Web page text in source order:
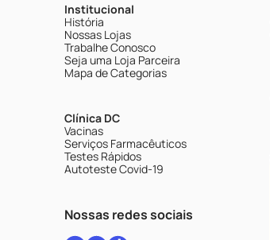
Institucional
História
Nossas Lojas
Trabalhe Conosco
Seja uma Loja Parceira
Mapa de Categorias
Clínica DC
Vacinas
Serviços Farmacêuticos
Testes Rápidos
Autoteste Covid-19
Nossas redes sociais